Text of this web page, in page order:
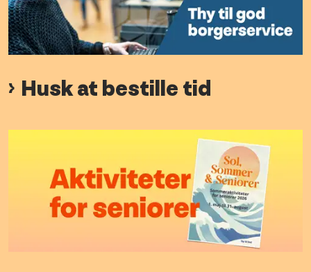
Husk at bestille tid